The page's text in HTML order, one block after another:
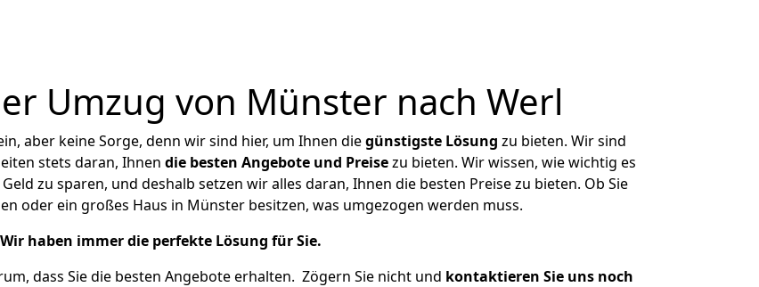
Umzug von Münster nach Werl
aber keine Sorge, denn wir sind hier, um Ihnen diegünstigste Lösung zu bieten. Wir sind
stets daran, Ihnen die besten Angebote und Preisezu bieten. Wir wissen, wie wichtig es
zu sparen, und deshalb setzen wir alles daran, Ihnen die besten Preise zu bieten. Ob Sie
oder ein großes Haus in Münster besitzen, was umgezogen werden muss.
Wir haben immer die perfekte Lösung für Sie.
dass Sie die besten Angebote erhalten. Zögern Sie nicht und kontaktieren Sie uns noch